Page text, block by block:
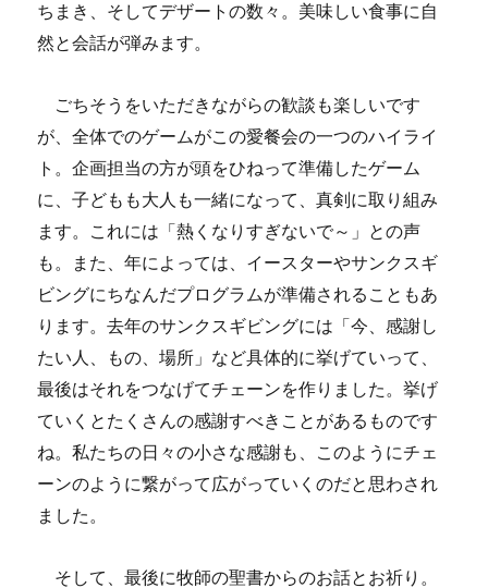
ちまき、そしてデザートの数々。美味しい食事に自
然と会話が弾みます。
ごちそうをいただきながらの歓談も楽しいです
が、全体でのゲームがこの愛餐会の一つのハイライ
ト。企画担当の方が頭をひねって準備したゲーム
に、子どもも大人も一緒になって、真剣に取り組み
ます。これには「熱くなりすぎないで～」との声
も。また、年によっては、イースターやサンクスギ
ビングにちなんだプログラムが準備されることもあ
ります。去年のサンクスギビングには「今、感謝し
たい人、もの、場所」など具体的に挙げていって、
最後はそれをつなげてチェーンを作りました。挙げ
ていくとたくさんの感謝すべきことがあるものです
ね。私たちの日々の小さな感謝も、このようにチェ
ーンのように繋がって広がっていくのだと思わされ
ました。
そして、最後に牧師の聖書からのお話とお祈り。